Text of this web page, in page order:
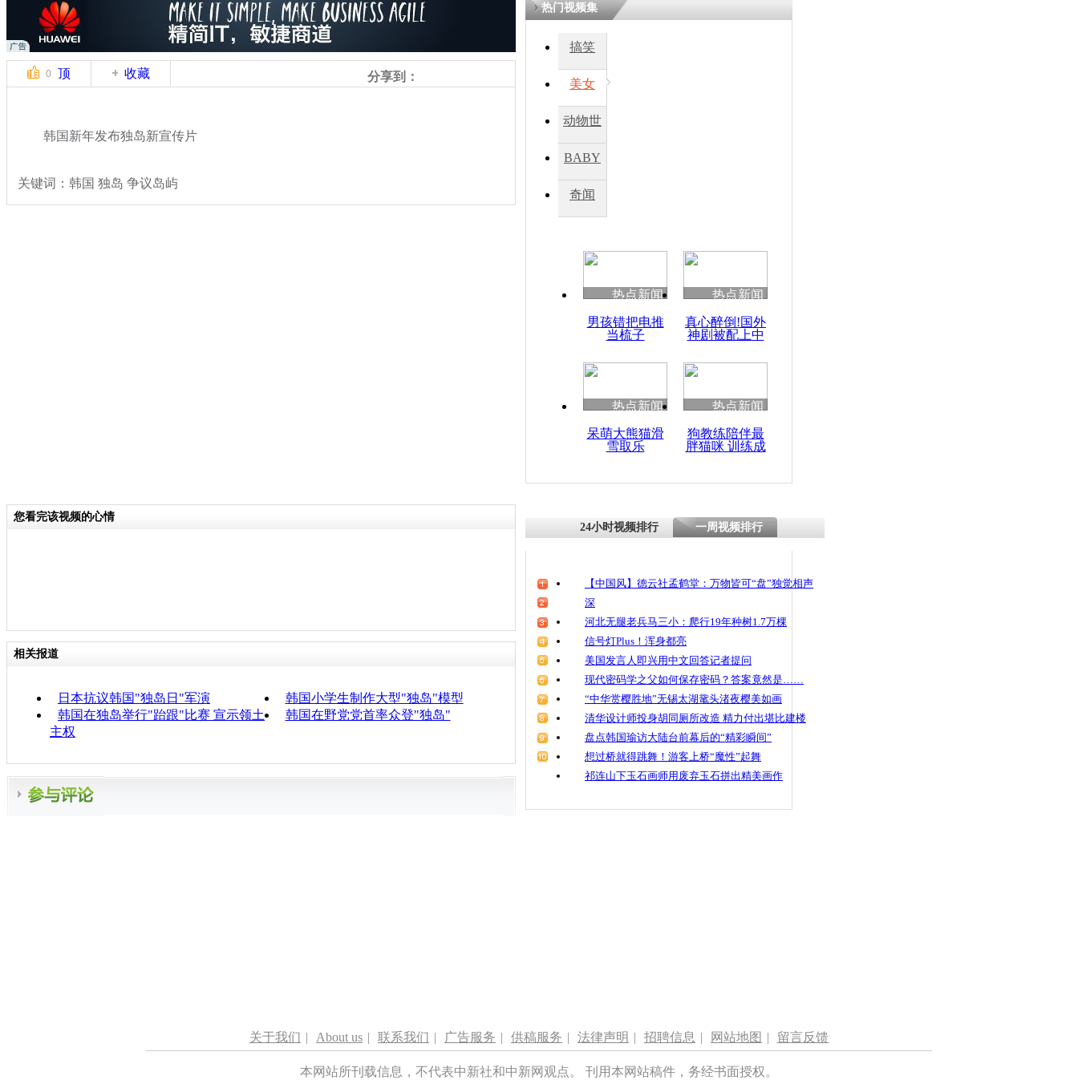
熷悎浣� 涓ㄥ浗闄呰
0 顶 收藏 分享到：
韩国新年发布独岛新宣传片
关键词：韩国 独岛 争议岛屿
热门视频集
搞笑
美女
动物世
BABY
秀
奇闻
热点新闻
男孩错把电推
当梳子
热点新闻
真心醉倒!国外
神剧被配上中
热点新闻
呆萌大熊猫滑
雪取乐
热点新闻
狗教练陪伴最
胖猫咪 训练成
您看完该视频的心情
相关报道
日本抗议韩国"独岛日"军演
韩国小学生制作大型"独岛"模型
韩国在独岛举行"跆跟"比赛 宣示领土
主权
韩国在野党党首率众登"独岛"
24小时视频排行 一周视频排行
【中国风】德云社孟鹤堂：万物皆可“盘”独觉相声
深
河北无腿老兵马三小：爬行19年种树1.7万棵
信号灯Plus！浑身都亮
美国发言人即兴用中文回答记者提问
现代密码学之父如何保存密码？答案竟然是……
“中华赏樱胜地”无锡太湖鼋头渚夜樱美如画
清华设计师投身胡同厕所改造 精力付出堪比建楼
盘点韩国瑜访大陆台前幕后的“精彩瞬间”
想过桥就得跳舞！游客上桥“魔性”起舞
祁连山下玉石画师用废弃玉石拼出精美画作
关于我们 | About us | 联系我们 | 广告服务 | 供稿服务 | 法律声明 | 招聘信息 | 网站地图 | 留言反馈
本网站所刊载信息，不代表中新社和中新网观点。 刊用本网站稿件，务经书面授权。